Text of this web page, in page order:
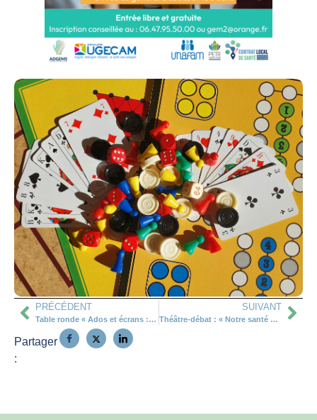
PRÉCÉDENT
Table ronde « Ados et écrans : Trouvons le bon équilibre »
SUIVANT
Théâtre-débat : « Notre santé mentale au quotidien »
Partager
: